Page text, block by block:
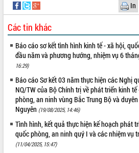
THỐNG KÊ TRUY CẬP
Hôm nay: 37145
In
Các tin khác
Báo cáo sơ kết tình hình kinh tế - xã hội,
đầu năm và phương hướng, nhiệm vụ 6
16:29)
Báo cáo Sơ kết 03 năm thực hiện các Nghị
NQ/TW của Bộ Chính trị về phát triển kinh
phòng, an ninh vùng Bắc Trung Bộ và
Nguyên (19/08/2025, 14:46)
Tình hình, kết quả thực hiện kế hoạch phát
quốc phòng, an ninh quý I và các nhiệm vụ
(11/04/2025, 15:47)